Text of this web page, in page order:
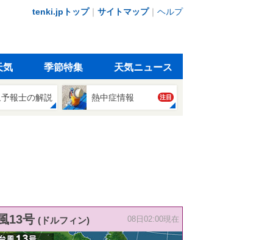
tenki.jpトップ｜ サイトマップ｜ ヘルプ
気 季節特集 天気ニュース
報士の解説 熱中症情報 注目
13号 (ドルフィン) 08日02:00現在